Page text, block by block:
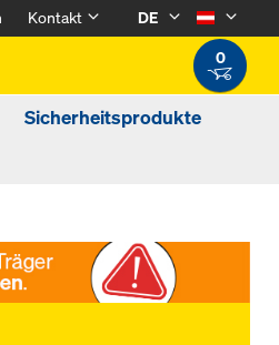
Kontakt
DE
0
Sicherheitsprodukte